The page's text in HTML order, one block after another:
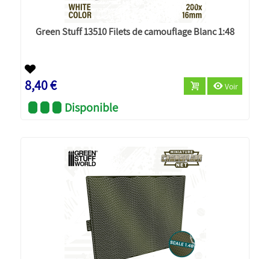
Green Stuff 13510 Filets de camouflage Blanc 1:48
8,40 € Voir
Disponible